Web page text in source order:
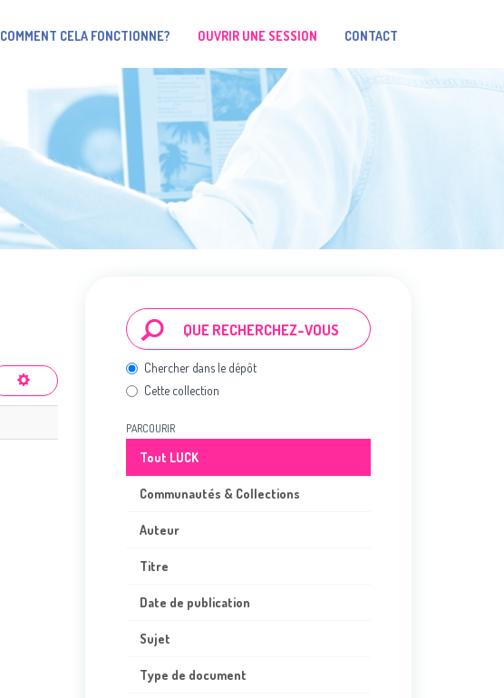
COMMENT CELA FONCTIONNE? OUVRIR UNE SESSION CONTACT
Chercher dans le dépôt
Cette collection
PARCOURIR
Tout LUCK
Communautés & Collections
Auteur
Titre
Date de publication
Sujet
Type de document